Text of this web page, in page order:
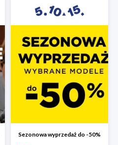
Sezonowa wyprzedaż do -50%